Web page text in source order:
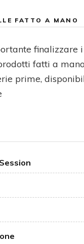
FATTO A MANO
finalizzare
fatti a
prime,